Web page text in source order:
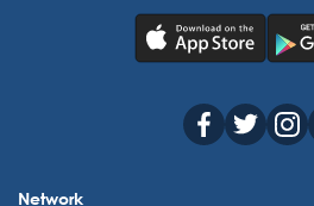
Network